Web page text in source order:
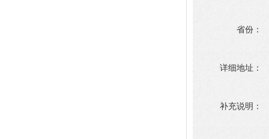
省份：
详细地址：
补充说明：